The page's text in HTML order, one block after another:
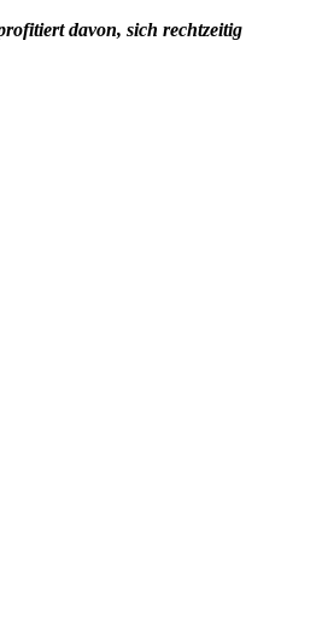
davon, sich rechtzeitig